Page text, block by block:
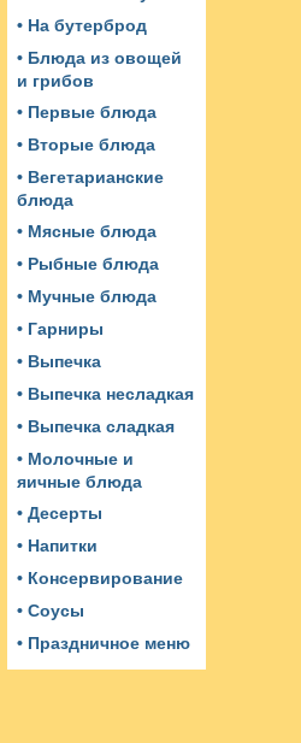
• На бутерброд
• Блюда из овощей
и грибов
• Первые блюда
• Вторые блюда
• Вегетарианские
блюда
• Мясные блюда
• Рыбные блюда
• Мучные блюда
• Гарниры
• Выпечка
• Выпечка несладкая
• Выпечка сладкая
• Молочные и
яичные блюда
• Десерты
• Напитки
• Консервирование
• Соусы
• Праздничное меню